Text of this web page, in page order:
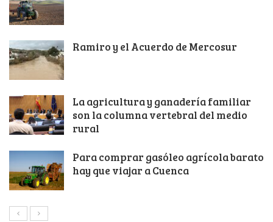
Ramiro y el Acuerdo de Mercosur
La agricultura y ganadería familiar
son la columna vertebral del medio
rural
Para comprar gasóleo agrícola barato
hay que viajar a Cuenca